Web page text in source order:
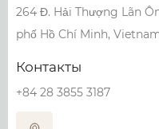
264 Đ. Hải Thượng Lãn
phố Hồ Chí Minh,
Контакты
+84 28 3855 3187